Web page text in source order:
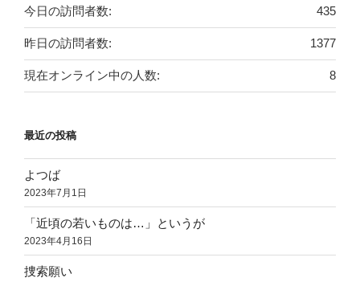
435
今日の訪問者数:
1377
昨日の訪問者数:
8
現在オンライン中の人数:
最近の投稿
よつば
2023年7月1日
「近頃の若いものは…」というが
2023年4月16日
捜索願い